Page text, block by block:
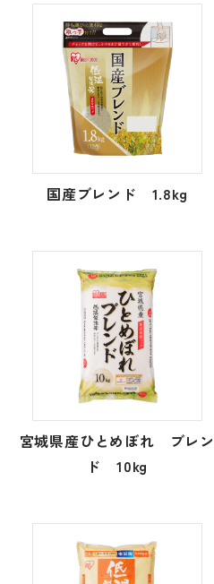
国産ブレンド 1.8kg
宮城県産ひとめぼれ ブレン
ド 10kg